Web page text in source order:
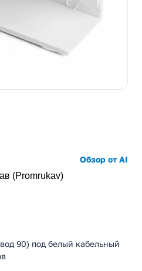
Обзор от AI
(Promrukav)
90) под белый кабельный